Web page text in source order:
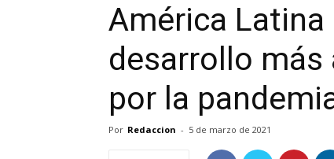
América Latina
desarrollo
por la
Por Redaccion - 5 de marzo de 2021